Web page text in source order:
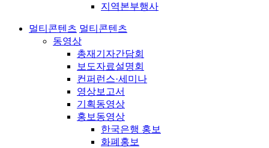
지역본부행사
멀티콘텐츠 멀티콘텐츠
동영상
총재기자간담회
보도자료설명회
컨퍼런스·세미나
영상보고서
기획동영상
홍보동영상
한국은행 홍보
화폐홍보